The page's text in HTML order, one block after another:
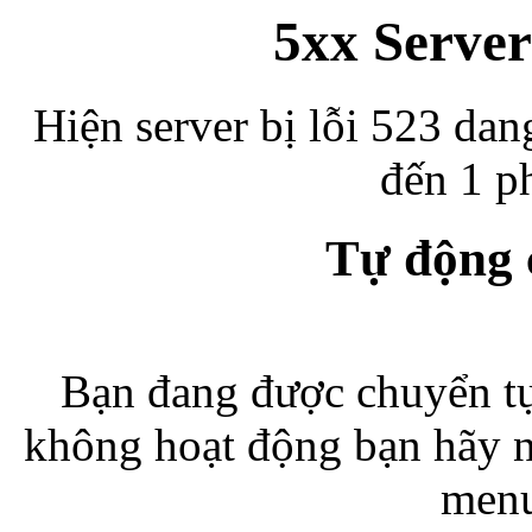
5xx
Hiện server bị lỗi 523
đến 1
Tự động
Bạn đang được chuyển
không hoạt động bạn hãy